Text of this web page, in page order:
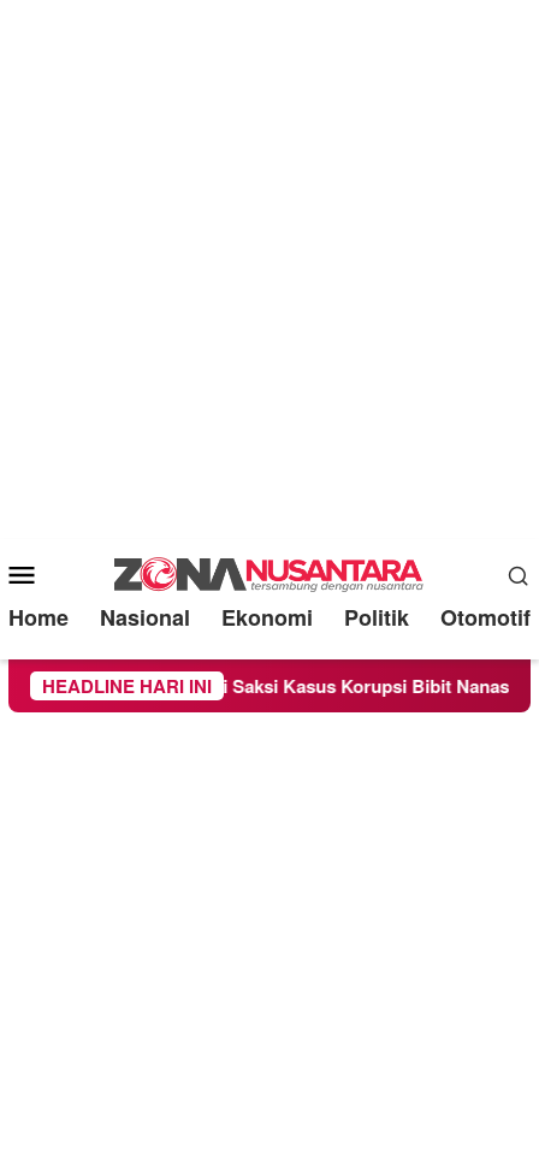
Mobile
Menu
Home Nasional Ekonomi Politik Otomotif
HEADLINE HARI INI
Sebagai Saksi Kasus Korupsi Bibit Nanas Sulsel Rp 52,4